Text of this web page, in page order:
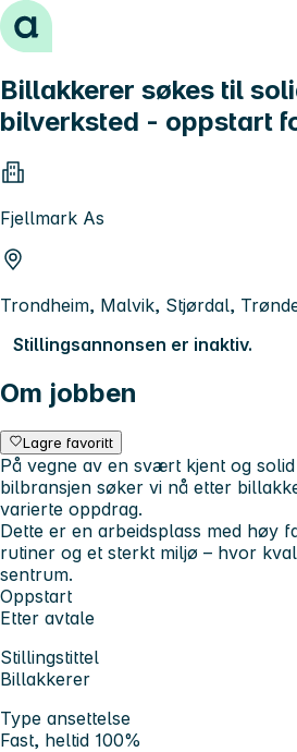
Hopp til innhold
Billakkerer søkes til
bilverksted - oppstart
Fjellmark As
Trondheim, Malvik, Stjørdal,
Stillingsannonsen er inaktiv.
Om jobben
Lagre favoritt
På vegne av en svært kjent og
bilbransjen søker vi nå etter
varierte oppdrag.
Dette er en arbeidsplass med høy
rutiner og et sterkt miljø – hvor
sentrum.
Oppstart
Etter avtale
Stillingstittel
Billakkerer
Type ansettelse
Fast, heltid 100%